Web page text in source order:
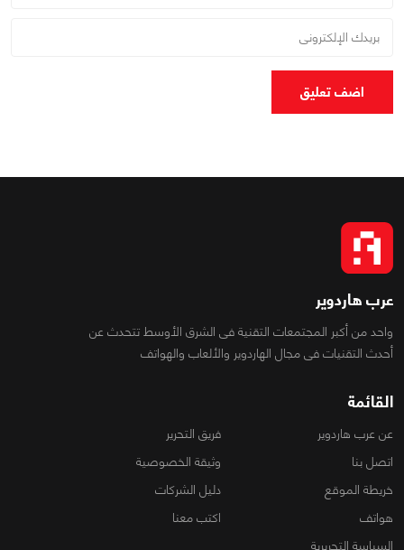
اضف تعليق
عرب هاردوير
واحد من أكبر المجتمعات التقنية فى الشرق الأوسط تتحدث عن
أحدث التقنيات فى مجال الهاردوير والألعاب والهواتف
القائمة
عن عرب هاردوير
فريق التحرير
اتصل بنا
وثيقة الخصوصية
خريطة الموقع
دليل الشركات
هواتف
اكتب معنا
السياسة التحريرية